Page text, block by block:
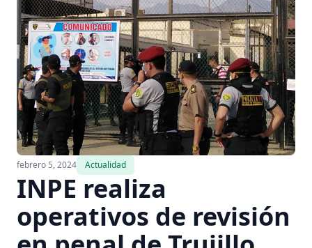
febrero 5, 2024 Actualidad
INPE realiza
operativos de revisión